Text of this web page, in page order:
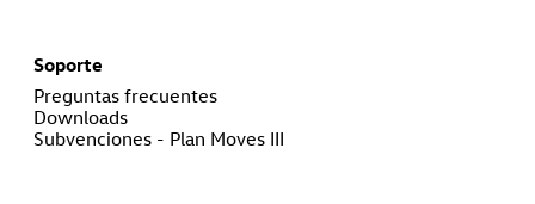
Soporte
Preguntas frecuentes
Downloads
Subvenciones - Plan Moves III